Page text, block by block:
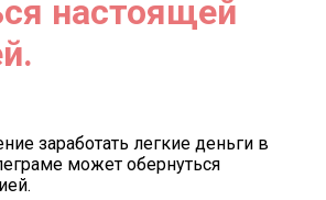
настоящей
заработать легкие деньги в
может обернуться